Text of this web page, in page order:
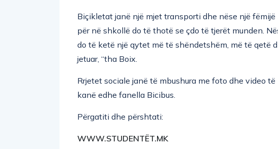
Biçikletat janë një mjet transporti dhe nëse një
për në shkollë do të thotë se çdo të tjerët munden.
do të ketë një qytet më të shëndetshëm, më të qetë
jetuar, “tha Boix.
Rrjetet sociale janë të mbushura me foto dhe video
kanë edhe fanella Bicibus.
Përgatiti dhe përshtati:
WWW.STUDENTËT.MK